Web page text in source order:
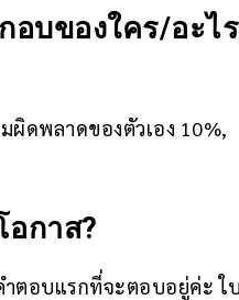
อบของใคร/อะไ
ผิดพลาดของตัวเอง 10%,
กาส?
ตอบแรกที่จะตอบอยู่ค่ะ ใ